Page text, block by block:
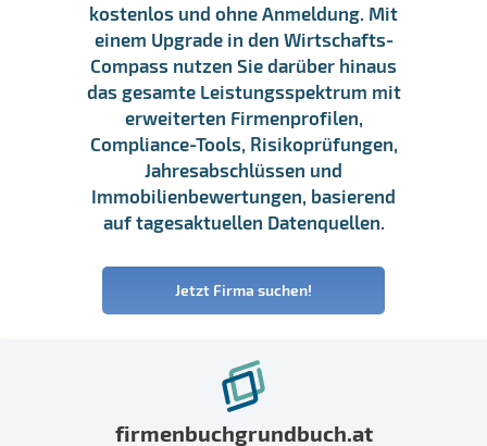
kostenlos und ohne Anmeldung. Mit
einem Upgrade in den Wirtschafts-
Compass nutzen Sie darüber hinaus
das gesamte Leistungsspektrum mit
erweiterten Firmenprofilen,
Compliance-Tools, Risikoprüfungen,
Jahresabschlüssen und
Immobilienbewertungen, basierend
auf tagesaktuellen Datenquellen.
Jetzt Firma suchen!
firmenbuchgrundbuch.at